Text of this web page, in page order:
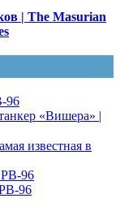
| The Masurian
96
«Вишера» |
известная в
РВ-96
96